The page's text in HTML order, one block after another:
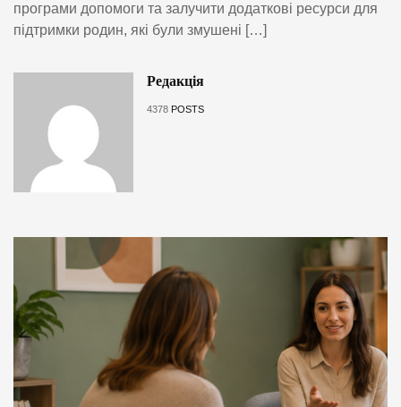
програми допомоги та залучити додаткові ресурси для
підтримки родин, які були змушені […]
Редакція
4378 POSTS